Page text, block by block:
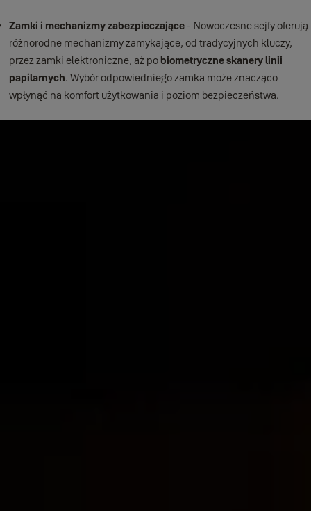
Zamki i mechanizmy zabezpieczające- Nowoczesne sejfy oferują
różnorodne mechanizmy zamykające, od tradycyjnych kluczy,
przez zamki elektroniczne, aż po biometryczne skanery linii
papilarnych. Wybór odpowiedniego zamka może znacząco
wpłynąć na komfort użytkowania i poziom bezpieczeństwa.